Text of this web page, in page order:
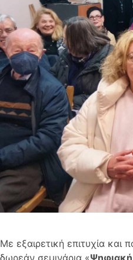
Με εξαιρετική επιτυχία